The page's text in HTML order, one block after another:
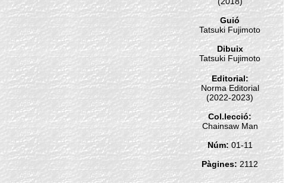
Guió
Tatsuki Fujimoto
Dibuix
Tatsuki Fujimoto
Editorial:
Norma Editorial
(2022-2023)
Col.lecció:
Chainsaw Man
Núm:01-11
Pàgines: 2112